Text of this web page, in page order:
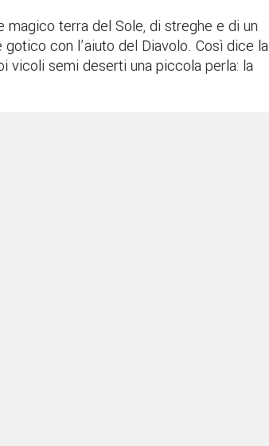
magico terra del Sole, di streghe e di un
con l’aiuto del Diavolo. Così dice la
vicoli semi deserti una piccola perla: la